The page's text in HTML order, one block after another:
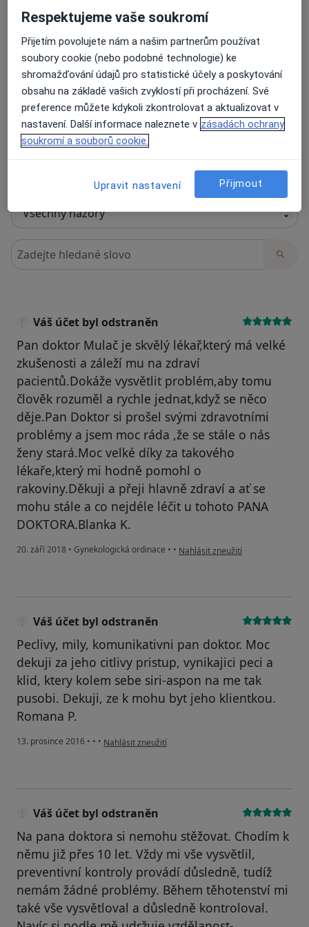
35 názorů
Recenze pacientů jsou pro nás důležité.
Specialisté nemají možnost zaplatit za
odstranění nebo změnu recenze pacienta.
Další informace.Další informace o názorech
Hledejte v názorech
Váš účet byl odstraněn
Pan doktor Mulač je skvělý lékař,který má velké
zkušenosti a záleží mu na zdraví
pacientů.Dokáže vysvětlit problém,aby tomu
člověk rozuměl a rychle jednat,když se něco
děje.Pan Doktor si prošel svými zdravotními
problémy a jsem moc ráda ,že se stále o nás
ženy stará.Moc velké díky za takového
lékaře,který mi hodně pomohl o
rakoviny.Děkuji a přeji hlavně zdraví a ať se
mohu stále a co nejdéle léčit u tohoto PANA
DOKTORA.Blanka K.
20. září 2018 • Gynekologická ordinace • • podle názoru uživatele Váš účet
Nahlásit zneužití
Váš účet byl odstraněn
Peclivy, mily, komunikativni pan doktor. Moc
dekuji za jeho citlivy pristup, vynikajici peci a
klid, ktery kolem sebe siri-aspon na me tak
pusobi. Dekuji, ze k mohu byt jeho klientkou.
Romana P.
13. prosince 2016 • • • podle názoru uživatele Váš účet byl odstraněn
Nahlásit zneužití
Váš účet byl odstraněn
Na pana doktora si nemohu stěžovat. Chodím k
němu již přes 10 let. Vždy mi vše vysvětlil,
preventivní kontroly provádí důsledně, tudíž
nemám žádné problémy. Během těhotenství mi
také vše vysvětloval a důsledně kontroloval.
Respektujeme vaše soukromí
Přijetím povolujete nám a našim partnerům používat
soubory cookie (nebo podobné technologie) ke
shromažďování údajů pro statistické účely a poskytování
obsahu na základě vašich zvyklostí při procházení. Své
preference můžete kdykoli zkontrolovat a aktualizovat v
nastavení. Další informace naleznete v zásadách ochrany
soukromí a souborů cookie.
Upravit nastavení Přijmout